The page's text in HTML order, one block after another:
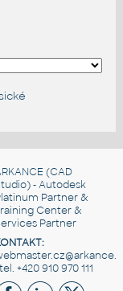
(CAD
- Autodesk
Partner &
Center &
Partner
+420 910 970 111